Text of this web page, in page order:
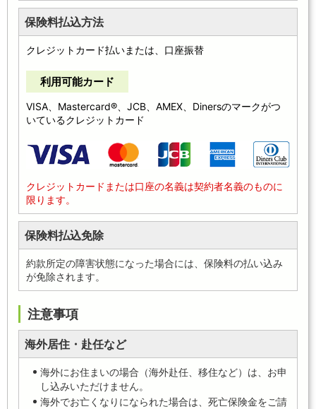
保険料払込方法
クレジットカード払いまたは、口座振替
利用可能カード
VISA、Mastercard®、JCB、AMEX、Dinersのマークがつ
いているクレジットカード
クレジットカードまたは口座の名義は契約者名義のものに
限ります。
保険料払込免除
約款所定の障害状態になった場合には、保険料の払い込み
が免除されます。
注意事項
海外居住・赴任など
海外にお住まいの場合（海外赴任、移住など）は、お申
し込みいただけません。
海外でお亡くなりになられた場合は、死亡保険金をご請